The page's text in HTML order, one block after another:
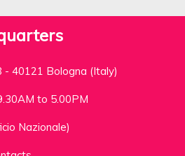
- 40121 Bologna (Italy)
to 5.00PM
Nazionale)